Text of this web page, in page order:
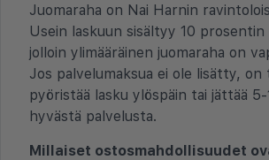
Juomaraha on Nai Harnin
Usein laskuun sisältyy 10 prosentin
jolloin ylimääräinen juomaraha on
Jos palvelumaksua ei ole lisätty, on
pyöristää lasku ylöspäin tai jättää
hyvästä palvelusta.
Millaiset ostosmahdollisuudet